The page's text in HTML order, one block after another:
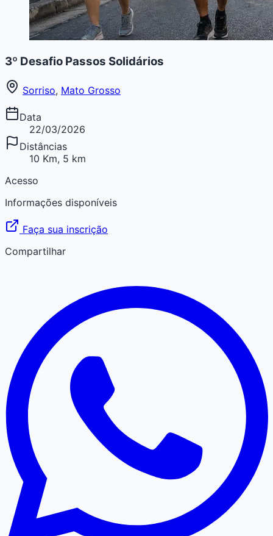
3º Desafio Passos Solidários
Sorriso, Mato Grosso
Data
22/03/2026
Distâncias
10 Km, 5 km
Acesso
Informações disponíveis
Faça sua inscrição
Compartilhar